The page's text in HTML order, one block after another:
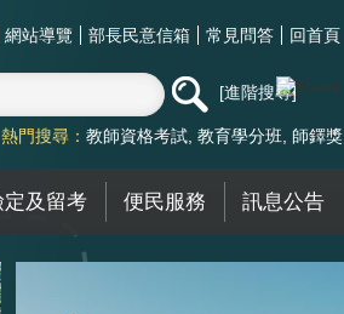
網站導覽 部長民意信箱 常見問答 回首頁
進階搜尋
熱門搜尋： 教師資格考試 教育學分班 師鐸獎
及留考 便民服務 訊息公告